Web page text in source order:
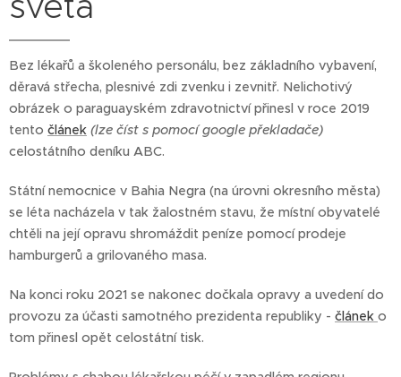
Bez lékařů a školeného personálu, bez základního vybavení,
děravá střecha, plesnivé zdi zvenku i zevnitř. Nelichotivý
obrázek o paraguayském zdravotnictví přinesl v roce 2019
tento článek (lze číst s pomocí google překladače)
celostátního deníku ABC.
Státní nemocnice v Bahia Negra (na úrovni okresního města)
se léta nacházela v tak žalostném stavu, že místní obyvatelé
chtěli na její opravu shromáždit peníze pomocí prodeje
hamburgerů a grilovaného masa.
Na konci roku 2021 se nakonec dočkala opravy a uvedení do
provozu za účasti samotného prezidenta republiky - článek o
tom přinesl opět celostátní tisk.